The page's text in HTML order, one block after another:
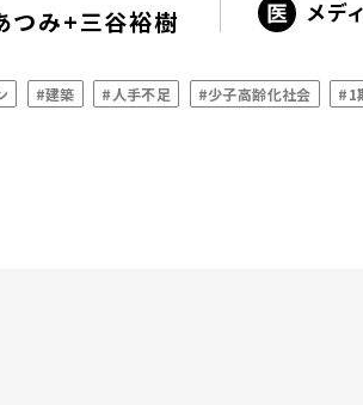
つみ+三谷裕樹 メデ
#建築 #人手不足 #少子高齢化社会 #1